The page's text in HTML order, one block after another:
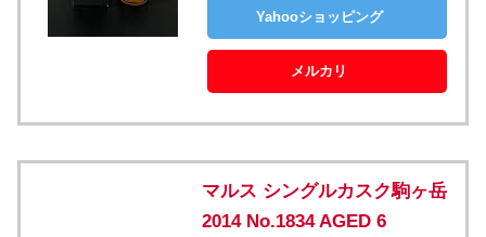
Yahooショッピング
メルカリ
マルス シングルカスク駒ヶ岳
2014 No.1834 AGED 6